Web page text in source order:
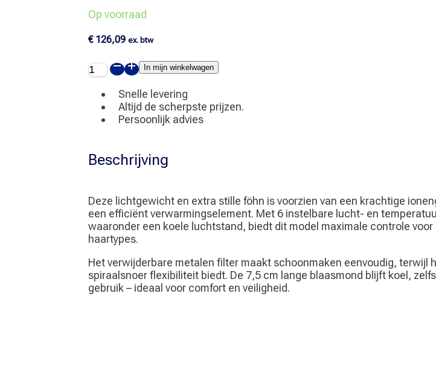
Op voorraad
€126,09 ex. btw
Haardroger
zwart
aantal
In mijn winkelwagen
Snelle levering
Altijd de scherpste prijzen.
Persoonlijk advies
Beschrijving
Deze lichtgewicht en extra stille föhn is voorzien van een krachtige
een efficiënt verwarmingselement. Met 6 instelbare lucht- en
waaronder een koele luchtstand, biedt dit model maximale controle voor
haartypes.
Het verwijderbare metalen filter maakt schoonmaken eenvoudig, terwijl
spiraalsnoer flexibiliteit biedt. De 7,5 cm lange blaasmond blijft koel,
gebruik – ideaal voor comfort en veiligheid.